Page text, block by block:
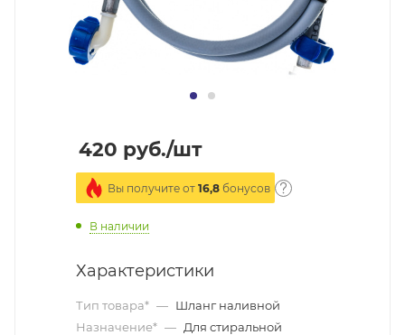
420 руб./шт
Вы получите от 16,8 бонусов
В наличии
Характеристики
Тип товара* — Шланг наливной
Назначение* — Для стиральной